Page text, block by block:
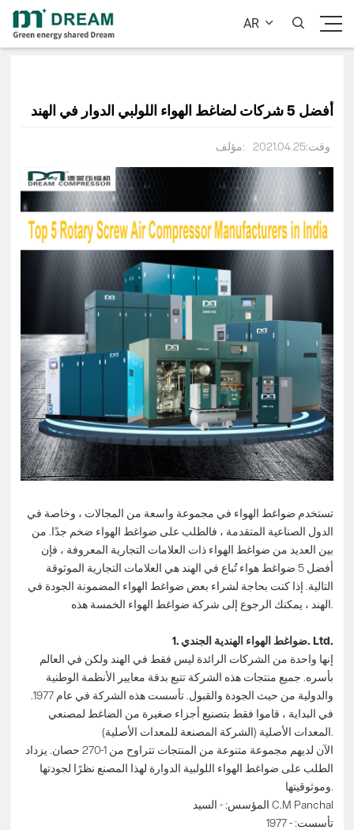
AR  
أفضل 5 شركات لضاغط الهواء اللولبي الدوار في الهند
مؤلف: وقت:2021.04.25
تستخدم ضواغط الهواء في مجموعة واسعة من المجالات ، وخاصة في
الدول الصناعية المتقدمة ، فالطلب على ضواغط الهواء ضخم جدًا. من
بين العديد من ضواغط الهواء ذات العلامات التجارية المعروفة ، فإن
أفضل 5 ضواغط هواء تُباع في الهند هي العلامات التجارية الموثوقة
التالية. إذا كنت بحاجة لشراء بعض ضواغط الهواء المضمونة الجودة في
الهند ، يمكنك الرجوع إلى شركة ضواغط الهواء الخمسة هذه.
1. ضواغط الهواء الهندية الجندي. Ltd.
إنها واحدة من الشركات الرائدة ليس فقط في الهند ولكن في العالم
بأسره. جميع منتجات هذه الشركة تتبع بدقة معايير الأنظمة الوطنية
والدولية من حيث الجودة والقبول. تأسست هذه الشركة في عام 1977.
في البداية ، قاموا فقط بتصنيع أجزاء صغيرة من الضاغط لمصنعي
المعدات الأصلية (الشركة المصنعة للمعدات الأصلية).
الآن لديهم مجموعة متنوعة من المنتجات تتراوح من 1-270 حصان. يزداد
الطلب على ضواغط الهواء اللولبية الدوارة لهذا المصنع نظرًا لجودتها
وموثوقيتها.
المؤسس: - السيد C.M Panchal
تأسست: - 1977